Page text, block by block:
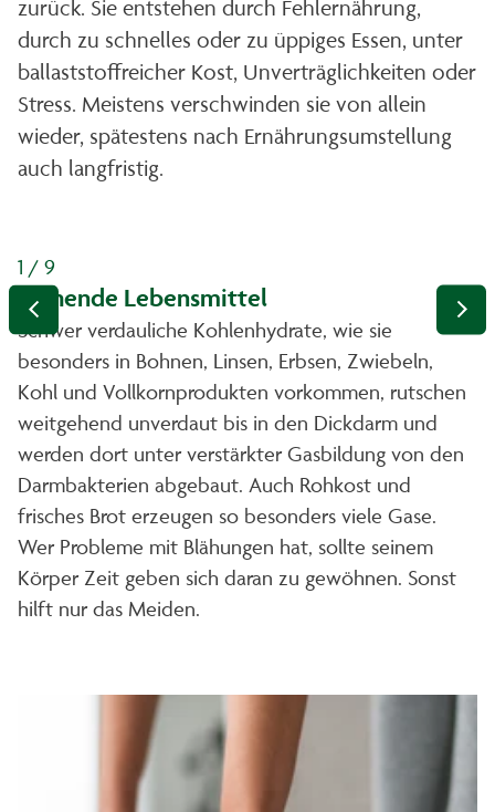
zurück. Sie entstehen durch Fehlernährung,
durch zu schnelles oder zu üppiges Essen, unter
ballaststoffreicher Kost, Unverträglichkeiten oder
Stress. Meistens verschwinden sie von allein
wieder, spätestens nach Ernährungsumstellung
auch langfristig.
1 / 9
Blähende Lebensmittel
Schwer verdauliche Kohlenhydrate, wie sie
besonders in Bohnen, Linsen, Erbsen, Zwiebeln,
Kohl und Vollkornprodukten vorkommen, rutschen
weitgehend unverdaut bis in den Dickdarm und
werden dort unter verstärkter Gasbildung von den
Darmbakterien abgebaut. Auch Rohkost und
frisches Brot erzeugen so besonders viele Gase.
Wer Probleme mit Blähungen hat, sollte seinem
Körper Zeit geben sich daran zu gewöhnen. Sonst
hilft nur das Meiden.